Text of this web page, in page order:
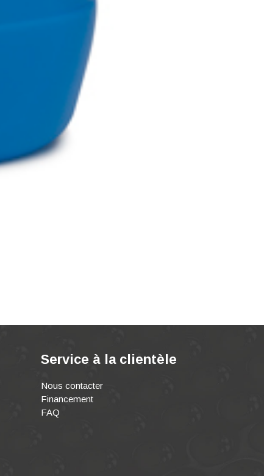
Service à la clientèle
Nous contacter
Financement
FAQ